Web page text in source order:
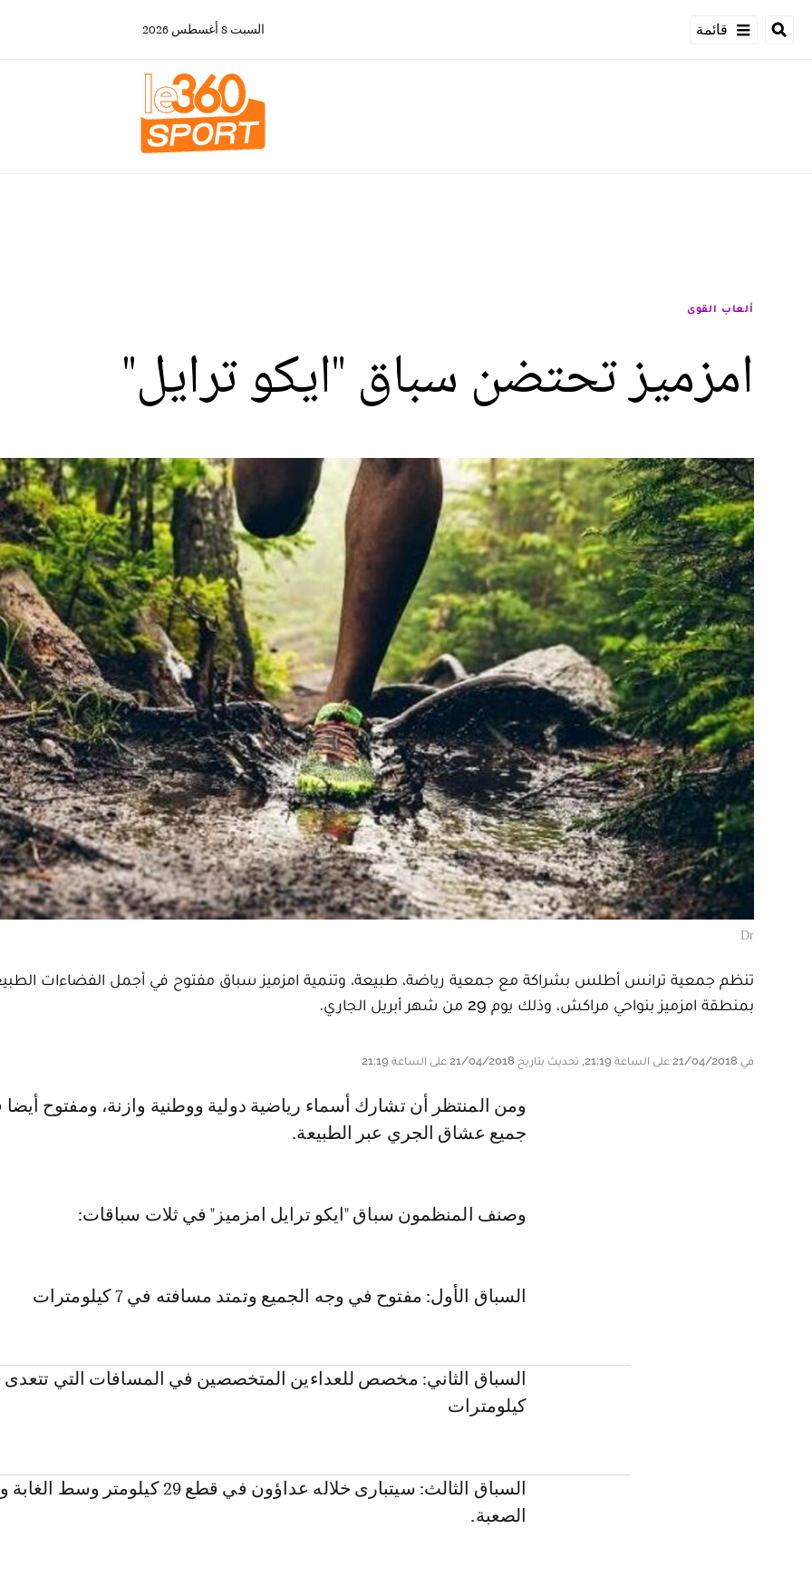
قائمة السبت 8 أغسطس 2026
ألعاب القوى
امزميز تحتضن سباق "ايكو ترايل"
Dr
تنظم جمعية ترانس أطلس بشراكة مع جمعية رياضة، طبيعة، وتنمية امزميز سباق مفتوح في أجمل الفضاءات
بمنطقة امزميز بنواحي مراكش، وذلك يوم 29 من شهر أبريل الجاري.
في 21/04/2018 على الساعة 21:19, تحديث بتاريخ 21/04/2018 على الساعة 21:19
ومن المنتظر أن تشارك أسماء رياضية دولية ووطنية وازنة، ومفتوح أيضا في وجه
جميع عشاق الجري عبر الطبيعة.
وصنف المنظمون سباق "ايكو ترايل امزميز" في ثلات سباقات:
السباق الأول: مفتوح في وجه الجميع وتمتد مسافته في 7 كيلومترات
كيلومترات
السباق الثالث: سيتبارى خلاله عداؤون في قطع 29
الصعبة.